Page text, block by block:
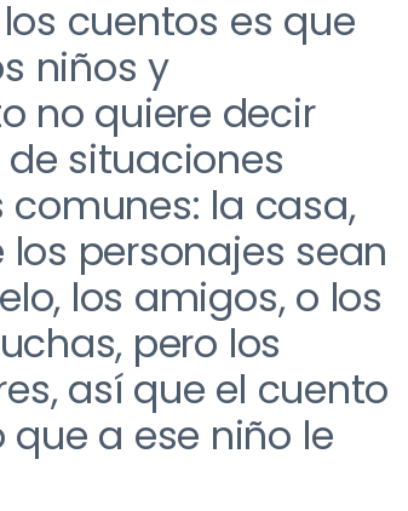
cuentos es que
niños y
no quiere decir
situaciones
comunes: la casa,
personajes sean
, los amigos,o los
, pero los
,así que el cuento
a ese niño le